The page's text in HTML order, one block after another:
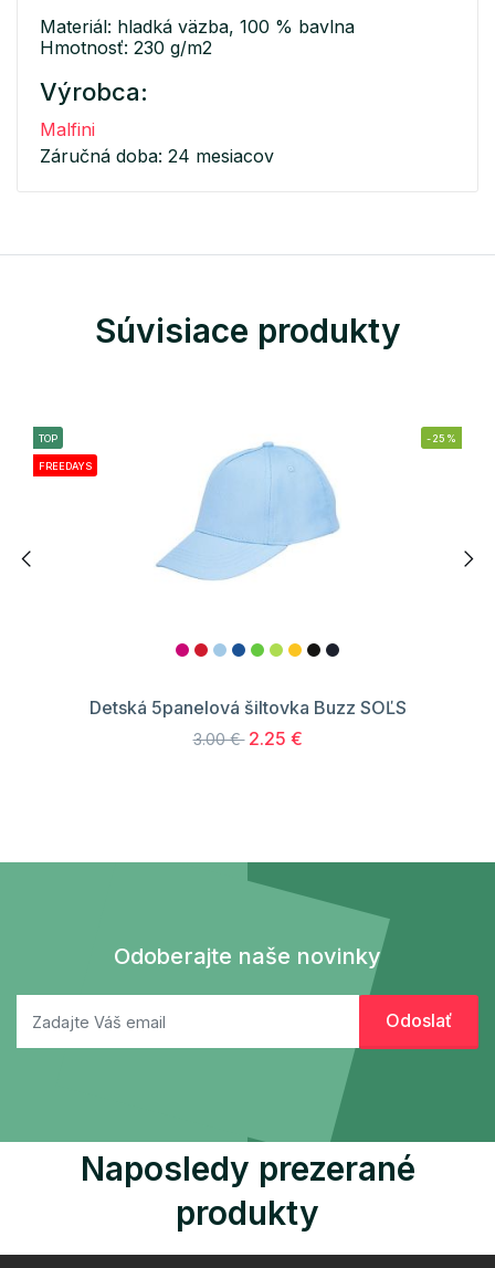
Materiál: hladká väzba, 100 % bavlna
Hmotnosť: 230 g/m2
Výrobca:
Malfini
Záručná doba: 24 mesiacov
Súvisiace produkty
TOP
FREEDAYS
-25%
Detská 5panelová šiltovka Buzz SOĽS
3.00 € 2.25 €
Odoberajte naše novinky
Naposledy prezerané
produkty